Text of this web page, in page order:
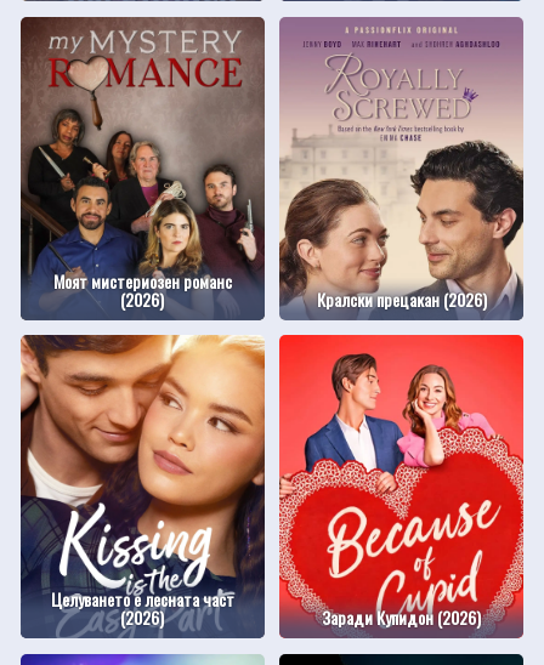
Моят мистериозен романс
(2026) Кралски прецакан (2026)
Целуването е лесната част
(2026) Заради Купидон (2026)